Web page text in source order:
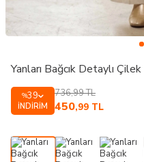
Yanları Bağcık Detaylı
%39
İNDIRIM
736,99TL
450,99 TL